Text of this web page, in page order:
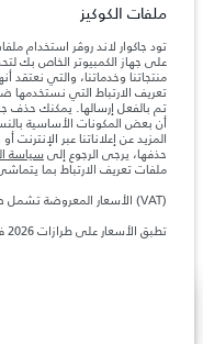
والحمولة.
المعلومات والمواصفات والأسعار
آخر، كما أنّها قد تتغير بدون إشعار
والتحقق من الأسعار.
ملاحظة مهمة حول الصور
في مواصفات تصميم السيارات
للغاية، ونتيجة لذلك، قد لا تمثّل
بالكامل بالنسبة إلى الميزات
سيتمكّن من تأكيد أي تقييدات حالية
الأرقام المقدمة هي نتيجة
الأرقام بغرض المقارنة فحسب.
ملفات الكوكيز
تود جاكوار لاند روڤر استخدام
على جهاز الكمبيوتر الخاص بك
منتجاتنا وخدماتنا، والتي
تعريف الارتباط التي نستخدمها
تم بالفعل إرسالها. يمكنك حذف
أن بعض المكونات الأساسية
المزيد عن إعلاناتنا عبر
حذفها، يرجى الرجوع إلى سياسة
ملفات تعريف الارتباط بما
(VAT) الأسعار المعروضة تشمل ضريبة القيمة المضافة.
تطبق الأسعار على طرازات 2026 فقط.